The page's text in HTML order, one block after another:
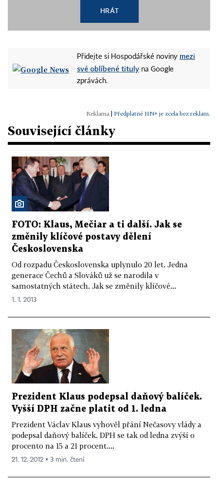
HRÁT
Přidejte si Hospodářské noviny mezi
své oblíbené tituly na Google
zprávách.
Předplatné HN+ je zcela bez reklam.
Související články
FOTO: Klaus, Mečiar a ti další. Jak se
změnily klíčové postavy dělení
Československa
Od rozpadu Československa uplynulo 20 let. Jedna
generace Čechů a Slováků už se narodila v
samostatných státech. Jak se změnily klíčové...
1. 1. 2013
Prezident Klaus podepsal daňový balíček.
Vyšší DPH začne platit od 1. ledna
Prezident Václav Klaus vyhověl přání Nečasovy vlády a
podepsal daňový balíček. DPH se tak od ledna zvýší o
procento na 15 a 21 procent....
21. 12. 2012 ▪ 3 min. čtení